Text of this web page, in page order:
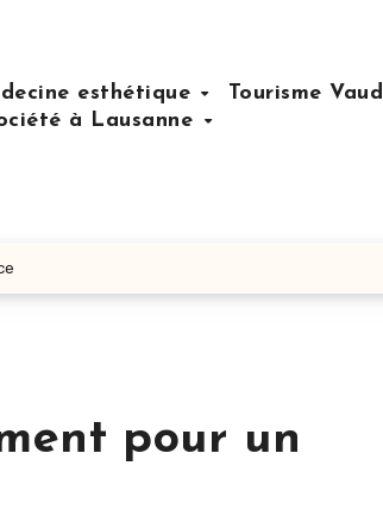
esthétique Tourisme Vaud
à Lausanne
pour un